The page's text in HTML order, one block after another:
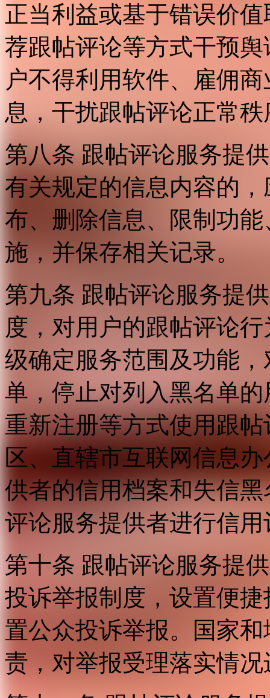
正当利益或基于错误价
荐跟帖评论等方式干预
户不得利用软件、雇佣
息，干扰跟帖评论正常
第八条 跟帖评论服务提
有关规定的信息内容的
布、删除信息、限制功
施，并保存相关记录。
第九条 跟帖评论服务提
度，对用户的跟帖评论
级确定服务范围及功能
单，停止对列入黑名单
重新注册等方式使用跟
区、直辖市互联网信息
供者的信用档案和失信
评论服务提供者进行信用
第十条 跟帖评论服务提
投诉举报制度，设置便
置公众投诉举报。国家
责，对举报受理落实情